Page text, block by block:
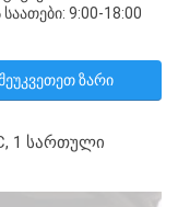
საათები: 9:00-18:00
ზარი
1 სართული